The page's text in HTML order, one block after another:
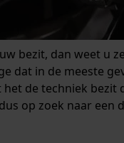
bezit, dan weet u
dat in de meeste
de techniek
op zoek naar